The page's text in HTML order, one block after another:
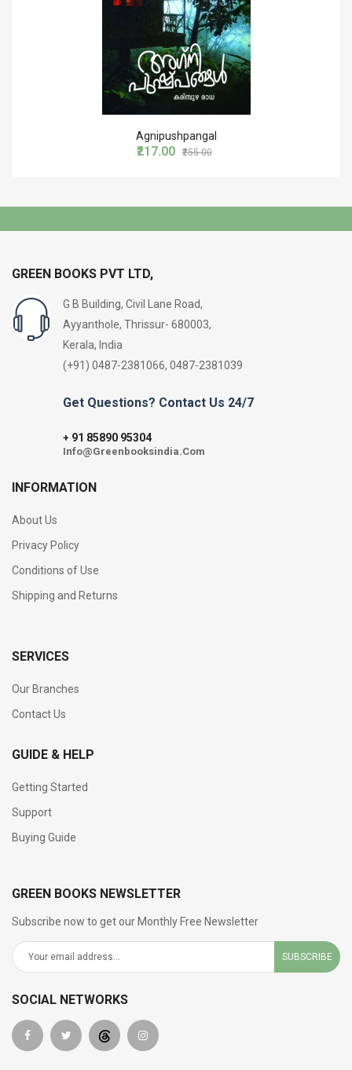
Agnipushpangal
₹217.00 ₹255.00
GREEN BOOKS PVT LTD,
G B Building, Civil Lane Road,
Ayyanthole, Thrissur- 680003,
Kerala, India
(+91) 0487-2381066, 0487-2381039
Get Questions? Contact Us 24/7
+ 91 85890 95304
Info@Greenbooksindia.Com
INFORMATION
About Us
Privacy Policy
Conditions of Use
Shipping and Returns
SERVICES
Our Branches
Contact Us
GUIDE & HELP
Getting Started
Support
Buying Guide
GREEN BOOKS NEWSLETTER
Subscribe now to get our Monthly Free Newsletter
SUBSCRIBE
SOCIAL NETWORKS